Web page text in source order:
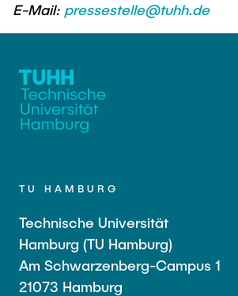
E-Mail: pressestelle@tuhh.de
TU HAMBURG
Technische Universität
Hamburg (TU Hamburg)
Am Schwarzenberg-Campus 1
21073 Hamburg